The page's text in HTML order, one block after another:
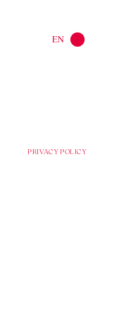
EN
PRIVACY POLICY